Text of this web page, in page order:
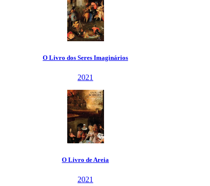
O Livro dos Seres Imaginários
2021
O Livro de Areia
2021